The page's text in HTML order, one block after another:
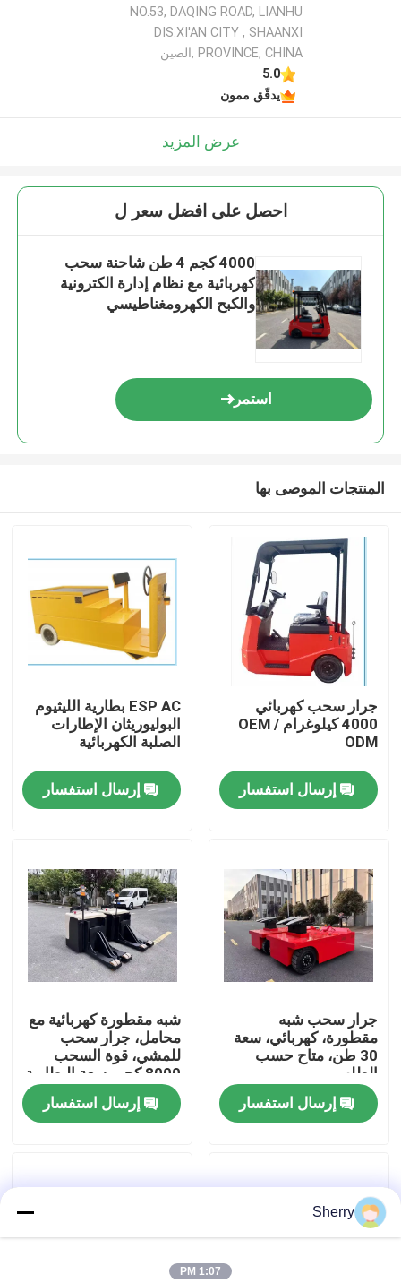
أشرطة فيديو
معلومات عنا
رقابة جودة
اتصل بنا
مدونة
NO.53, DAQING ROAD, LIANHU
DIS.XI'AN CITY , SHAANXI
PROVINCE, CHINA ,الصين
5.0
يدقّق ممون
عرض المزيد
احصل على افضل سعر ل
4000 كجم 4 طن شاحنة سحب
كهربائية مع نظام إدارة الكترونية
والكبح الكهرومغناطيسي
استمر
المنتجات الموصى بها
جرار سحب كهربائي
4000 كيلوغرام OEM /
ODM
إرسال استفسار
ESP AC بطارية الليثيوم
البوليوريثان الإطارات
الصلبة الكهربائية
إرسال استفسار
جرار سحب شبه
مقطورة، كهربائي، سعة
30 طن، متاح حسب
الطلب
إرسال استفسار
شبه مقطورة كهربائية مع
محامل، جرار سحب
للمشي، قوة السحب
8000 كجم، سعة البطارية
24 فولت 320 أمبير
ساعة إرسال استفسار
Sherry
1:07 PM